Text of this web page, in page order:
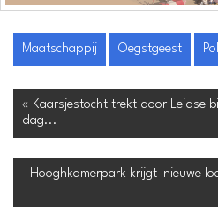
Maatschappij Oegstgeest
« Kaarsjestocht trekt door Leidse
dag...
Hooghkamerpark krijgt 'nieuwe